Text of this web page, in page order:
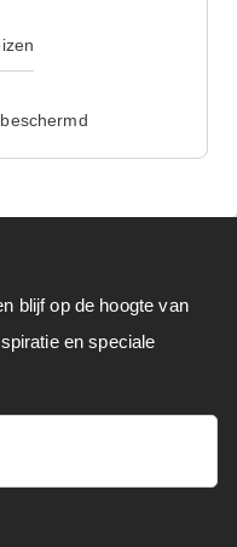
blijf op de hoogte van
en speciale